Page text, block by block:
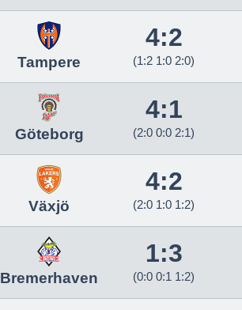
Tampere
4:2
(1:2 1:0 2:0)
Göteborg
4:1
(2:0 0:0 2:1)
Växjö
4:2
(2:0 1:0 1:2)
Bremerhaven
1:3
(0:0 0:1 1:2)